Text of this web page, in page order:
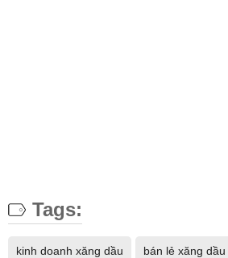
Tags:
kinh doanh xăng dầu bán lẻ xăng dầu